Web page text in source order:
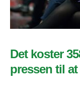
Det koster
pressen til